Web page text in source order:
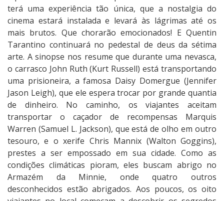
terá uma experiência tão única, que a nostalgia do
cinema estará instalada e levará às lágrimas até os
mais brutos. Que chorarão emocionados! E Quentin
Tarantino continuará no pedestal de deus da sétima
arte. A sinopse nos resume que durante uma nevasca,
o carrasco John Ruth (Kurt Russell) está transportando
uma prisioneira, a famosa Daisy Domergue (Jennifer
Jason Leigh), que ele espera trocar por grande quantia
de dinheiro. No caminho, os viajantes aceitam
transportar o caçador de recompensas Marquis
Warren (Samuel L. Jackson), que está de olho em outro
tesouro, e o xerife Chris Mannix (Walton Goggins),
prestes a ser empossado em sua cidade. Como as
condições climáticas pioram, eles buscam abrigo no
Armazém da Minnie, onde quatro outros
desconhecidos estão abrigados. Aos poucos, os oito